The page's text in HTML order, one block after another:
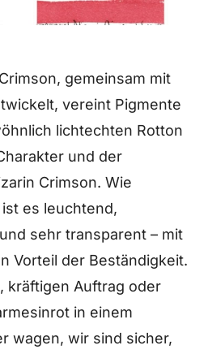
gemeinsam mit
vereint Pigmente
lichtechten Rotton
und der
Crimson. Wie
es leuchtend,
sehr transparent – mit
Vorteil der Beständigkeit.
kräftigen Auftrag oder
in einem
wagen, wir sind sicher,